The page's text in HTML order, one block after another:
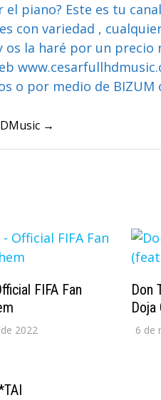
piano? Este es tu
con variedad ,
la haré por un precio
o por medio de BIZUM
→
FIFA Fan
2022
Don
Doja
6 de